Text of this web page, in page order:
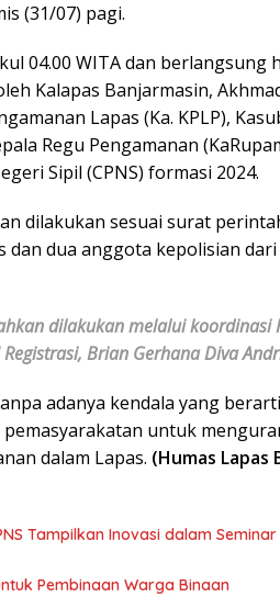
(31/07) pagi.
04.00 WITA dan berlangsung
Kalapas Banjarmasin,
Lapas (Ka. KPLP),
Regu Pengamanan
Sipil (CPNS) formasi 2024.
dilakukan sesuai surat
dua anggota kepolisian
dilakukan melalui koordinasi
Brian Gerhana Diva
adanya kendala yang
untuk
dalam Lapas. (Humas Lapas
Tampilkan Inovasi dalam
Pembinaan Warga Binaan